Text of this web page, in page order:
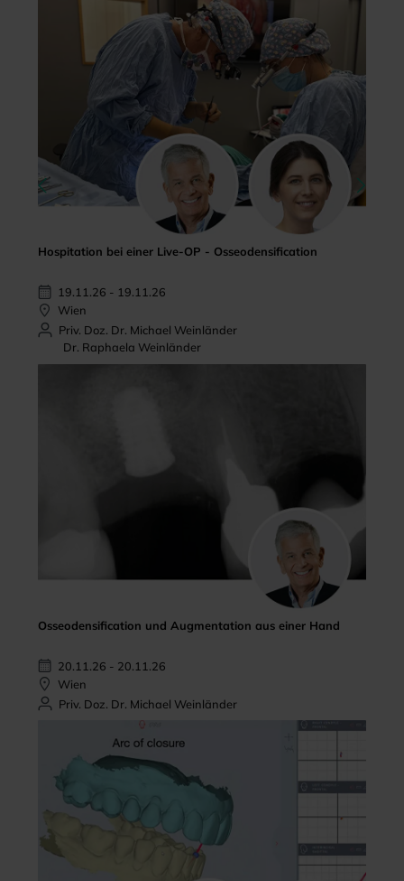
Hospitation bei einer Live-OP - Osseodensification
19.11.26 - 19.11.26
Wien
Priv. Doz. Dr. Michael Weinländer
Dr. Raphaela Weinländer
Osseodensification und Augmentation aus einer Hand
20.11.26 - 20.11.26
Wien
Priv. Doz. Dr. Michael Weinländer